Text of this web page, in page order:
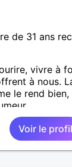
de 31 ans
vivre à
à nous.
le rend
Voir le profil